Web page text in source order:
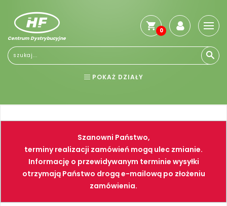
Centrum Dystrybucyjne
0
POKAŻ DZIAŁY
NARZĘDZIA SPAWALNICTWO
FARBY PNEUMATYKA
Szanowni Państwo,
terminy realizacji zamówień mogą ulec zmianie.
Informację o przewidywanym terminie wysyłki
otrzymają Państwo drogą e-mailową po złożeniu
zamówienia.